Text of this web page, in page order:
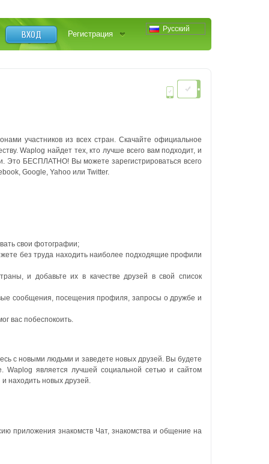
Русский
ВХОД Регистрация
участников из всех стран. Скачайте официальное
Waplog найдет тех, кто лучше всего вам подходит, и
Это БЕСПЛАТНО! Вы можете зарегистрироваться всего
Google, Yahoo или Twitter.
свои фотографии;
без труда находить наиболее подходящие профили
и добавьте их в качестве друзей в свой список
сообщения, посещения профиля, запросы о дружбе и
вас побеспокоить.
с новыми людьми и заведете новых друзей. Вы будете
Waplog является лучшей социальной сетью и сайтом
находить новых друзей.
приложения знакомств Чат, знакомства и общение на